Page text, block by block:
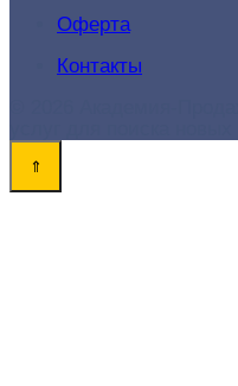
Оферта
Контакты